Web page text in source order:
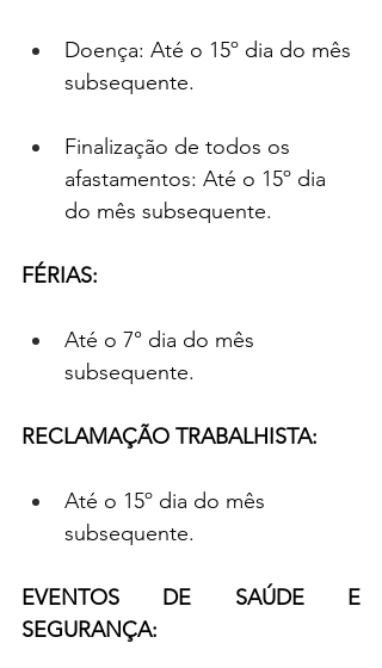
Doença: Até o 15º dia do mês
subsequente.
Finalização de todos os
afastamentos: Até o 15º dia
do mês subsequente.
FÉRIAS:
Até o 7° dia do mês
subsequente.
RECLAMAÇÃO TRABALHISTA:
Até o 15º dia do mês
subsequente.
EVENTOS DE SAÚDE E
SEGURANÇA: